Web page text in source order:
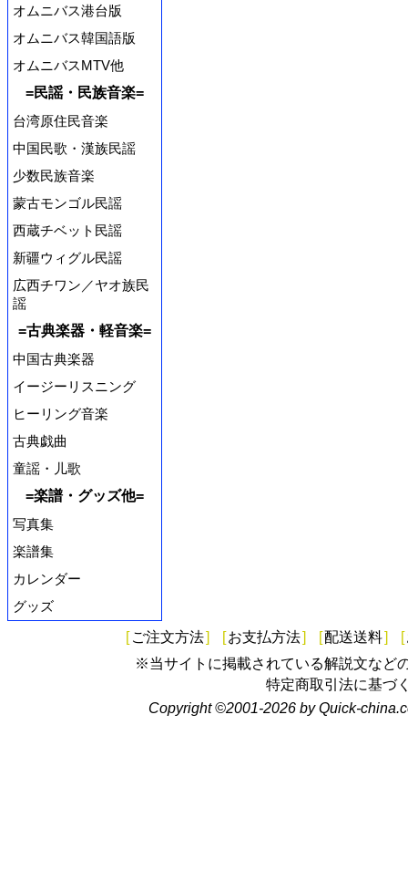
オムニバス港台版
オムニバス韓国語版
オムニバスMTV他
=民謡・民族音楽=
台湾原住民音楽
中国民歌・漢族民謡
少数民族音楽
蒙古モンゴル民謡
西蔵チベット民謡
新疆ウィグル民謡
広西チワン／ヤオ族民
謡
=古典楽器・軽音楽=
中国古典楽器
イージーリスニング
ヒーリング音楽
古典戯曲
童謡・儿歌
=楽譜・グッズ他=
写真集
楽譜集
カレンダー
グッズ
[ ご注文方法] [お支払方法] [配送送料] [
※当サイトに掲載されている解説文など
特定商取引法に基づ
Copyright ©2001-2026 by Quick-